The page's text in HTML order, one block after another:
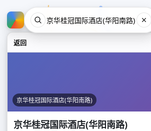
返回
京华桂冠国际酒店(华阳南路)
京华桂冠国际酒店(华阳南路)